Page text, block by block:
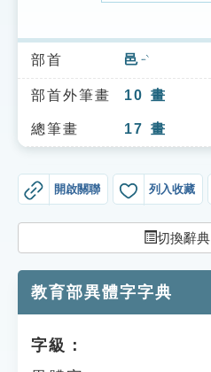
索引選單
知識索引
單字索引
貓頭鷹博士
部首 邑 ㄧˋ
部首外筆畫 10 畫
總筆畫 17 畫
開啟關聯 列入收藏
切換辭典
教育部異體字字典
字級：